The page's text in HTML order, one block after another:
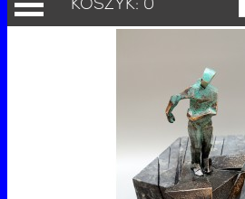
KOSZYK: 0